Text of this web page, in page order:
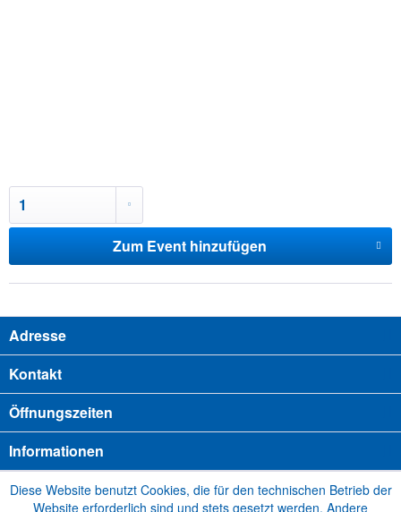
Zum Event hinzufügen
Adresse
Kontakt
Öffnungszeiten
Informationen
Diese Website benutzt Cookies, die für den technischen Betrieb der
Website erforderlich sind und stets gesetzt werden. Andere